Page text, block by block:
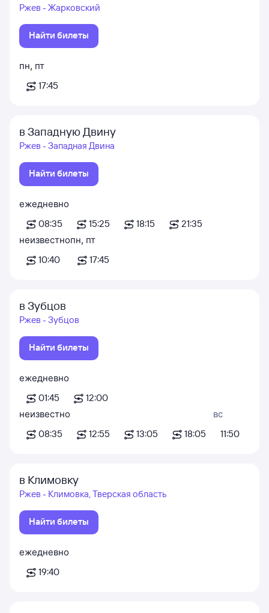
Ржев - Жарковский
Найти билеты
пн, пт
17:45
в Западную Двину
Ржев - Западная Двина
Найти билеты
ежедневно
08:35
15:25 18:15
21:35
неизвестно
10:40
пн, пт
17:45
в Зубцов
Ржев - Зубцов
Найти билеты
ежедневно
01:45
12:00
неизвестно
08:35
12:55 13:05 18:05
вс
11:50
в Климовку
Ржев - Климовка, Тверская область
Найти билеты
ежедневно
19:40